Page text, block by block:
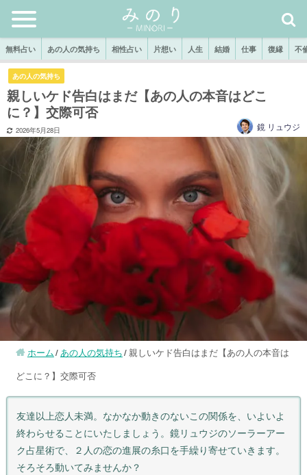
無料占い あの人の気持ち 相性占い 片想い 人生 結婚 仕事 復縁 不
あの人の気持ち
親しいケド告白はまだ【あの人の本音はどこ
に？】交際可否
2026年5月28日 鏡 リュウジ
ホーム あの人の気持ち 親しいケド告白はまだ【あの人の本音は
どこに？】交際可否
友達以上恋人未満。なかなか動きのないこの関係を、いよいよ
終わらせることにいたしましょう。鏡リュウジのソーラーアー
ク占星術で、２人の恋の進展の糸口を手繰り寄せていきます。
そろそろ動いてみませんか？